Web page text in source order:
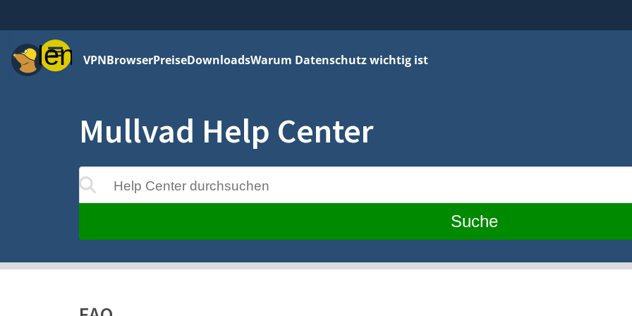
MenüVPNBrowserPreiseDownloadsWarum Datenschutz wichtig ist
Mullvad Help Center
Help Center durchsuchen
während der Eingabe aktualisiert
Suche